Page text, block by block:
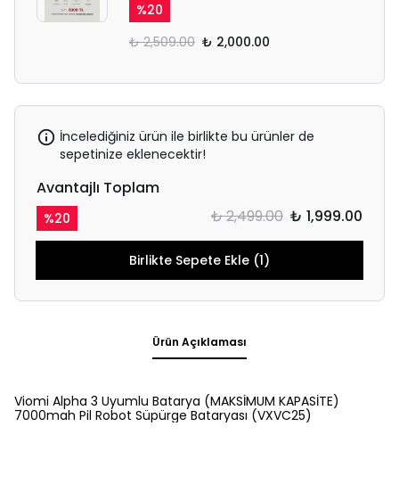
%20
₺ 2,509.00 ₺ 2,000.00
İncelediğiniz ürün ile birlikte bu ürünler de
sepetinize eklenecektir!
Avantajlı Toplam
%20 ₺ 2,499.00 ₺ 1,999.00
Birlikte Sepete Ekle (1)
Ürün Açıklaması
Viomi Alpha 3 Uyumlu Batarya (MAKSİMUM KAPASİTE)
7000mah Pil Robot Süpürge Bataryası (VXVC25)